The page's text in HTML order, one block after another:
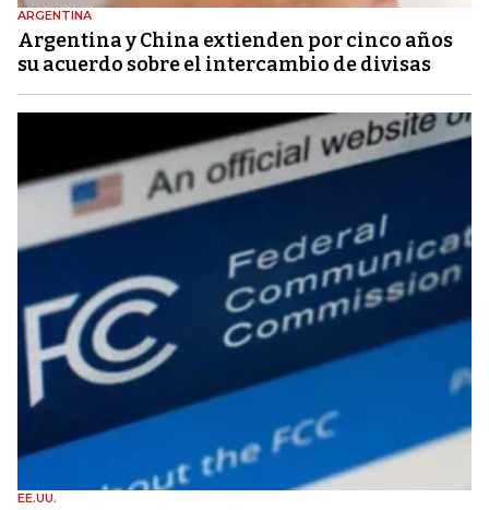
ARGENTINA
Argentina y China extienden por cinco años
su acuerdo sobre el intercambio de divisas
EE.UU.